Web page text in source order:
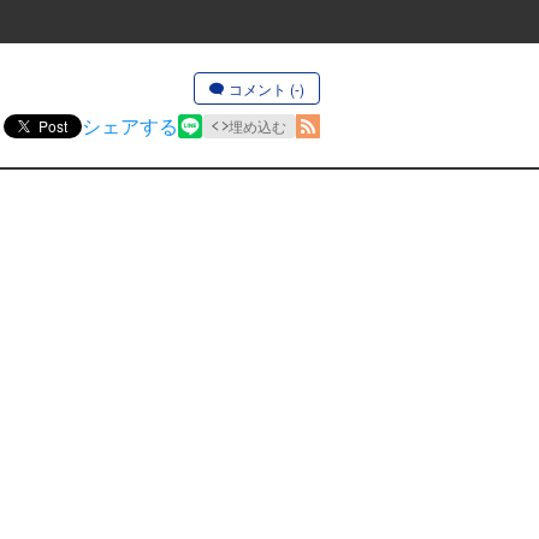
コメント (-)
Post シェアする 埋め込む